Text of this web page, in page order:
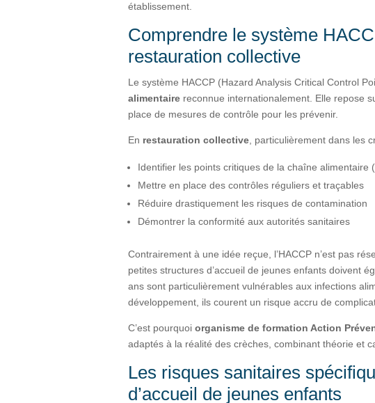
établissement.
Comprendre le système
restauration collective
Le système HACCP (Hazard Analysis Critical Control
alimentaire reconnue internationalement. Elle repose
place de mesures de contrôle pour les prévenir.
En restauration collective, particulièrement dans les
Identifier les points critiques de la chaîne
Mettre en place des contrôles réguliers et traçables
Réduire drastiquement les risques de contamination
Démontrer la conformité aux autorités sanitaires
Contrairement à une idée reçue, l’HACCP n’est pas
petites structures d’accueil de jeunes enfants doivent
ans sont particulièrement vulnérables aux infections
développement, ils courent un risque accru de
C’est pourquoiorganisme de formation Action
adaptés à la réalité des crèches, combinant théorie et
Les risques sanitaires
d’accueil de jeunes enfants